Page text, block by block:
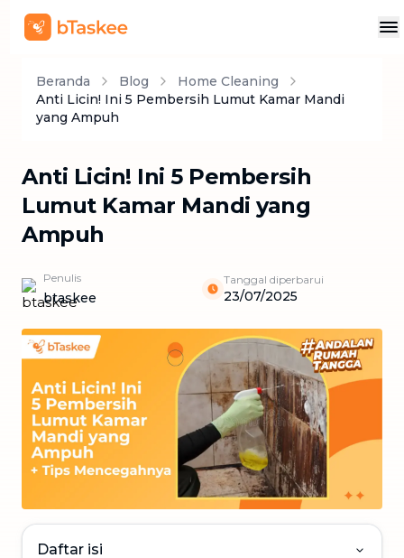
Beranda Blog
Home Cleaning
Anti Licin! Ini 5 Pembersih Lumut Kamar Mandi
yang Ampuh
Anti Licin! Ini 5 Pembersih
Lumut Kamar Mandi yang
Ampuh
Penulis
btaskee
Tanggal diperbarui
23/07/2025
Daftar isi